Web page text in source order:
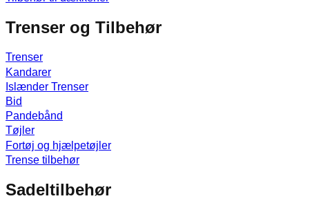
Trenser og Tilbehør
Trenser
Kandarer
Islænder Trenser
Bid
Pandebånd
Tøjler
Fortøj og hjælpetøjler
Trense tilbehør
Sadeltilbehør